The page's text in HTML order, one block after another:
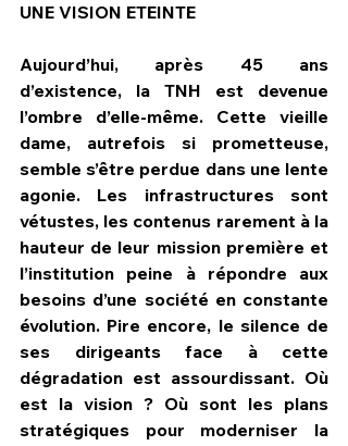
UNE VISION ETEINTE
Aujourd’hui, après 45 ans
d’existence, la TNH est devenue
l’ombre d’elle-même. Cette vieille
dame, autrefois si prometteuse,
semble s’être perdue dans une lente
agonie. Les infrastructures sont
vétustes, les contenus rarement à la
hauteur de leur mission première et
l’institution peine à répondre aux
besoins d’une société en constante
évolution. Pire encore, le silence de
ses dirigeants face à cette
dégradation est assourdissant. Où
est la vision ? Où sont les plans
stratégiques pour moderniser la